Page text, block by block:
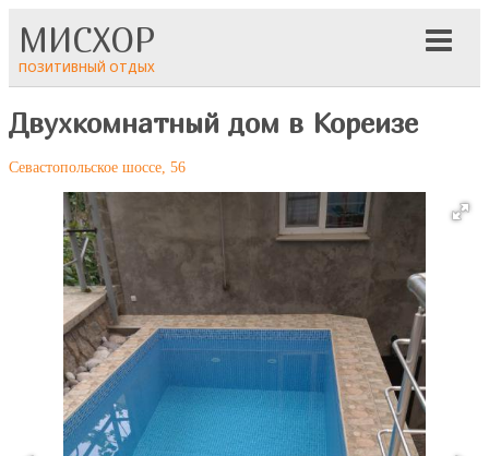
МИСХОР
ПОЗИТИВНЫЙ ОТДЫХ
Двухкомнатный дом в Кореизе
Севастопольское шоссе, 56